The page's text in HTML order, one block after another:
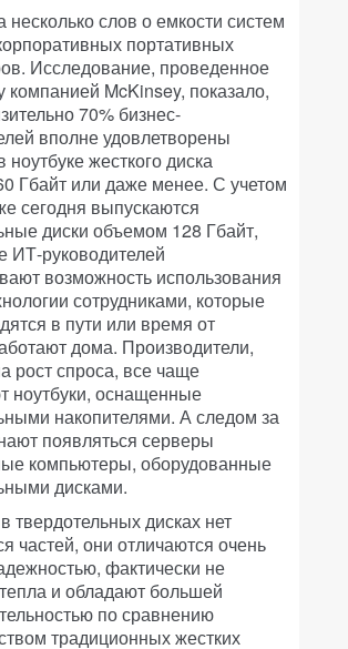
несколько слов о емкости систем
портативных
Исследование, проведенное
компанией McKinsey, показало,
70% бизнес-
вполне удовлетворены
жесткого диска
Гбайт или даже менее. С учетом
сегодня выпускаются
диски объемом 128 Гбайт,
ИТ-руководителей
возможность использования
сотрудниками, которые
в пути или время от
дома. Производители,
рост спроса, все чаще
ноутбуки, оснащенные
накопителями. А следом за
появляться серверы
компьютеры, оборудованные
дисками.
твердотельных дисках нет
частей, они отличаются очень
фактически не
и обладают большей
по сравнению
традиционных жестких